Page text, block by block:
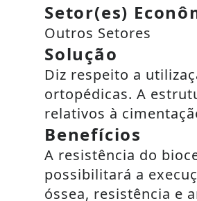
Setor(es)
Outros Setores
Solução
Diz respeito a
ortopédicas. A
relativos à
Benefícios
A resistência do
possibilitará a
óssea, resistência e